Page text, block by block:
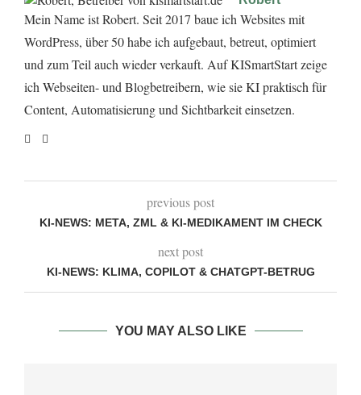
Mein Name ist Robert. Seit 2017 baue ich Websites mit
WordPress, über 50 habe ich aufgebaut, betreut, optimiert
und zum Teil auch wieder verkauft. Auf KISmartStart zeige
ich Webseiten- und Blogbetreibern, wie sie KI praktisch für
Content, Automatisierung und Sichtbarkeit einsetzen.
previous post
KI-NEWS: META, ZML & KI-MEDIKAMENT IM CHECK
next post
KI-NEWS: KLIMA, COPILOT & CHATGPT-BETRUG
YOU MAY ALSO LIKE